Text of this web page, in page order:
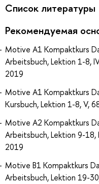
Список литературы
Рекомендуемая
Motive A1 Kompaktkurs
Arbeitsbuch, Lektion 1-8,
2019
Motive A1 Kompaktkurs
Kursbuch, Lektion 1-8, V,
Motive A2 Kompaktkurs
Arbeitsbuch, Lektion 9-18,
2019
Motive B1 Kompaktkurs
Arbeitsbuch, Lektion 19-